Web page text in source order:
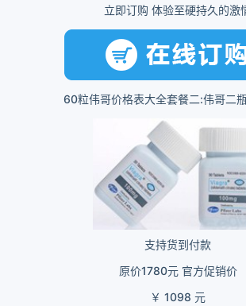
立即订购 体验至硬持久的激
60粒伟哥价格表大全套餐二:伟哥二
支持货到付款
原价1780元 官方促销价
￥ 1098 元